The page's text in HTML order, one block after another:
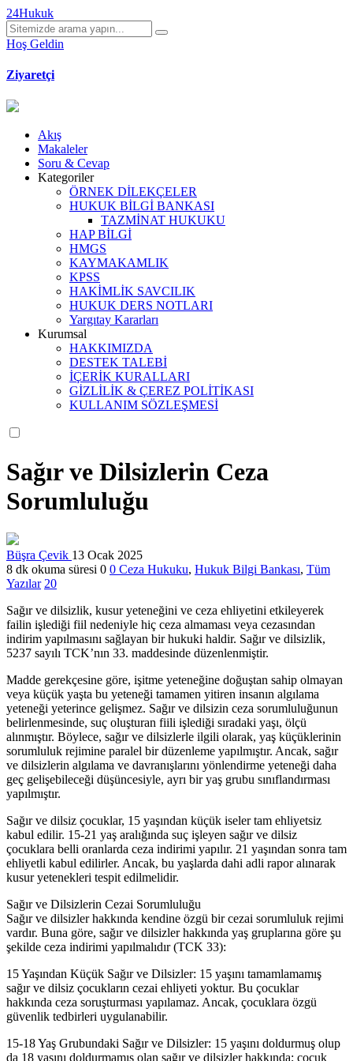
24Hukuk
Hoş Geldin
Ziyaretçi
Akış
Makaleler
Soru & Cevap
Kategoriler
ÖRNEK DİLEKÇELER
HUKUK BİLGİ BANKASI
TAZMİNAT HUKUKU
HAP BİLGİ
HMGS
KAYMAKAMLIK
KPSS
HAKİMLİK SAVCILIK
HUKUK DERS NOTLARI
Yargıtay Kararları
Kurumsal
HAKKIMIZDA
DESTEK TALEBİ
İÇERİK KURALLARI
GİZLİLİK & ÇEREZ POLİTİKASI
KULLANIM SÖZLEŞMESİ
Sağır ve Dilsizlerin Ceza
Sorumluluğu
Büşra Çevik 13 Ocak 2025
8 dk okuma süresi 0 0 Ceza Hukuku, Hukuk Bilgi Bankası, Tüm
Yazılar 20
Sağır ve dilsizlik, kusur yeteneğini ve ceza ehliyetini etkileyerek
failin işlediği fiil nedeniyle hiç ceza almaması veya cezasından
indirim yapılmasını sağlayan bir hukuki haldir. Sağır ve dilsizlik,
5237 sayılı TCK’nın 33. maddesinde düzenlenmiştir.
Madde gerekçesine göre, işitme yeteneğine doğuştan sahip olmayan
veya küçük yaşta bu yeteneği tamamen yitiren insanın algılama
yeteneği yeterince gelişmez. Sağır ve dilsizin ceza sorumluluğunun
belirlenmesinde, suç oluşturan fiili işlediği sıradaki yaşı, ölçü
alınmıştır. Böylece, sağır ve dilsizlerle ilgili olarak, yaş küçüklerinin
sorumluluk rejimine paralel bir düzenleme yapılmıştır. Ancak, sağır
ve dilsizlerin algılama ve davranışlarını yönlendirme yeteneği daha
geç gelişebileceği düşüncesiyle, ayrı bir yaş grubu sınıflandırması
yapılmıştır.
Sağır ve dilsiz çocuklar, 15 yaşından küçük iseler tam ehliyetsiz
kabul edilir. 15-21 yaş aralığında suç işleyen sağır ve dilsiz
çocuklara belli oranlarda ceza indirimi yapılır. 21 yaşından sonra tam
ehliyetli kabul edilirler. Ancak, bu yaşlarda dahi adli rapor alınarak
kusur yetenekleri tespit edilmelidir.
Sağır ve Dilsizlerin Cezai Sorumluluğu
Sağır ve dilsizler hakkında kendine özgü bir cezai sorumluluk rejimi
vardır. Buna göre, sağır ve dilsizler hakkında yaş gruplarına göre şu
şekilde ceza indirimi yapılmalıdır (TCK 33):
15 Yaşından Küçük Sağır ve Dilsizler: 15 yaşını tamamlamamış
sağır ve dilsiz çocukların cezai ehliyeti yoktur. Bu çocuklar
hakkında ceza soruşturması yapılamaz. Ancak, çocuklara özgü
güvenlik tedbirleri uygulanabilir.
15-18 Yaş Grubundaki Sağır ve Dilsizler: 15 yaşını doldurmuş olup
da 18 yaşını doldurmamış olan sağır ve dilsizler hakkında; çocuk